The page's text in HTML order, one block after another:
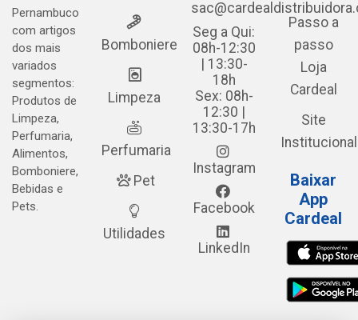
Pernambuco
com artigos
dos mais
variados
segmentos:
Produtos de
Limpeza,
Perfumaria,
Alimentos,
Bomboniere,
Bebidas e
Pets.
Bomboniere
Limpeza
Perfumaria
Pet
Utilidades
Seg a Qui:
08h-12:30
| 13:30-
18h
Sex: 08h-
12:30 |
13:30-17h
Instagram
Facebook
LinkedIn
Passo a
passo
Loja
Cardeal
Site
Institucional
Baixar
App
Cardeal